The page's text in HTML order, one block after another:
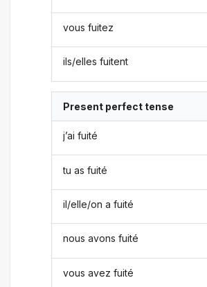
vous fuitez
ils/elles fuitent
Present perfect tense
j’ai fuité
tu as fuité
il/elle/on a fuité
nous avons fuité
vous avez fuité